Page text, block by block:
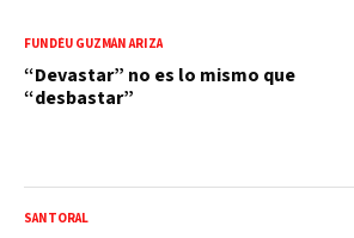
FUNDÉU GUZMÁN ARIZA
“Devastar” no es lo mismo que
“desbastar”
SANTORAL